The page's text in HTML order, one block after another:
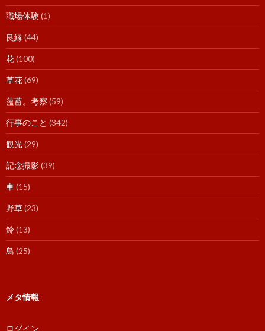
職場体験(1)
良縁 (44)
花(100)
草花(69)
薀蓄。考察 (59)
行事のこと (342)
観光(29)
記念撮影(39)
車(15)
野草(23)
鈴(13)
鳥 (25)
メタ情報
ログイン